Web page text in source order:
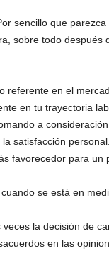
sencillo que
sobre todo después
referente en el
en tu trayectoria
a
satisfacción
favorecedor para un
se está en
veces la decisión de
en las